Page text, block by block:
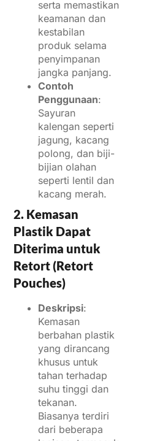
serta memastikan
keamanan dan
kestabilan
produk selama
penyimpanan
jangka panjang.
Contoh
Penggunaan:
Sayuran
kalengan seperti
jagung, kacang
polong, dan biji-
bijian olahan
seperti lentil dan
kacang merah.
2. Kemasan
Plastik Dapat
Diterima untuk
Retort (Retort
Pouches)
Deskripsi:
Kemasan
berbahan plastik
yang dirancang
khusus untuk
tahan terhadap
suhu tinggi dan
tekanan.
Biasanya terdiri
dari beberapa